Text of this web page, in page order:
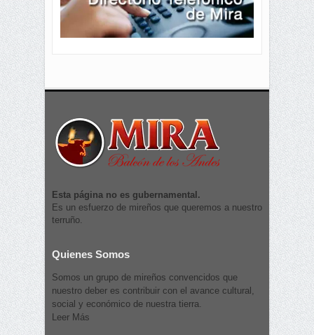
Esta página no es gubernamental.
Es un esfuerzo de mireños que queremos a nuestro
terruño.
Quienes Somos
Somos un grupo de mireños convencidos que
nuestro deber es contribuir con el avance cultural,
social y económico de nuestra tierra.
Leer Más